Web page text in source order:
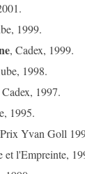
1999.
, Cadex, 1999.
1998.
Cadex, 1997.
1995.
Yvan Goll
et l'Empreinte,